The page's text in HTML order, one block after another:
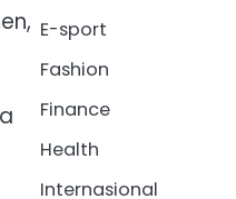
E-sport
Fashion
Finance
Health
Internasional